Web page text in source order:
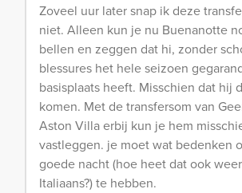
Zoveel uur later snap ik deze
niet. Alleen kun je nu Buenanotte
bellen en zeggen dat hi, zonder
blessures het hele seizoen
basisplaats heeft. Misschien dat hij
komen. Met de transfersom van
Aston Villa erbij kun je hem
vastleggen. je moet wat bedenken
goede nacht (hoe heet dat ook
Italiaans?) te hebben.